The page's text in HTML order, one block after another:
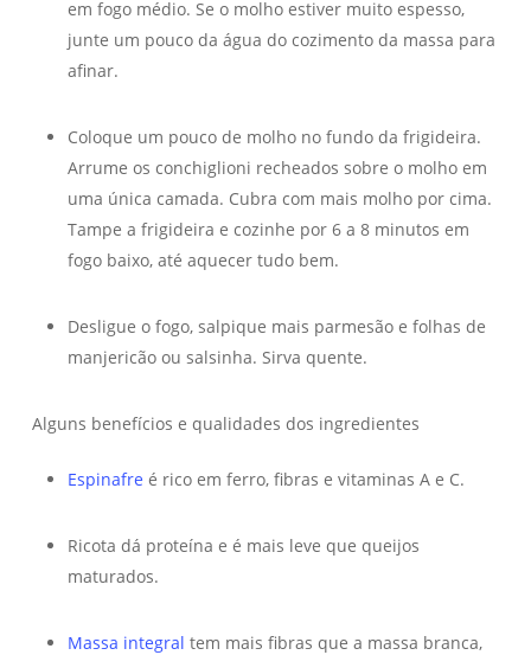
em fogo médio. Se o molho estiver muito espesso,
junte um pouco da água do cozimento da massa para
afinar.
Coloque um pouco de molho no fundo da frigideira.
Arrume os conchiglioni recheados sobre o molho em
uma única camada. Cubra com mais molho por cima.
Tampe a frigideira e cozinhe por 6 a 8 minutos em
fogo baixo, até aquecer tudo bem.
Desligue o fogo, salpique mais parmesão e folhas de
manjericão ou salsinha. Sirva quente.
Alguns benefícios e qualidades dos ingredientes
Espinafre é rico em ferro, fibras e vitaminas A e C.
Ricota dá proteína e é mais leve que queijos
maturados.
Massa integral tem mais fibras que a massa branca,